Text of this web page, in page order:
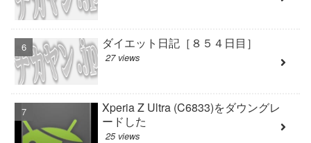
ダイエット日記［８５４日目］
27 views
Xperia Z Ultra (C6833)をダウングレ
ードした
25 views